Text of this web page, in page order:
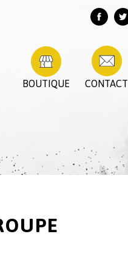
CONTACT
BOUTIQUE